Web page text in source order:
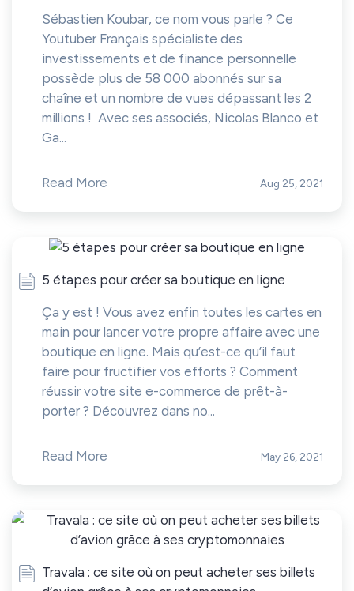
Sébastien Koubar, ce nom vous parle ? Ce
Youtuber Français spécialiste des
investissements et de finance personnelle
possède plus de 58 000 abonnés sur sa
chaîne et un nombre de vues dépassant les 2
millions ! Avec ses associés, Nicolas Blanco et
Ga...
Read More Aug 25, 2021
5 étapes pour créer sa boutique en ligne
Ça y est ! Vous avez enfin toutes les cartes en
main pour lancer votre propre affaire avec une
boutique en ligne. Mais qu’est-ce qu’il faut
faire pour fructifier vos efforts ? Comment
réussir votre site e-commerce de prêt-à-
porter ? Découvrez dans no...
Read More May 26, 2021
Travala : ce site où on peut acheter ses billets